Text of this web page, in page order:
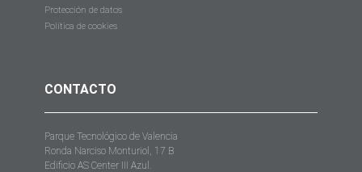
Protección de datos
Política de cookies
CONTACTO
Parque Tecnológico de Valencia
Ronda Narciso Monturiol, 17 B
Edificio AS Center III Azul.